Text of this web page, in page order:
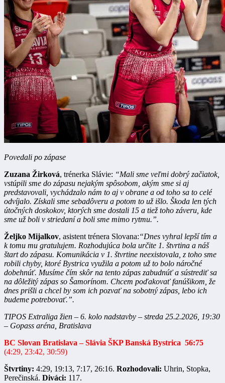
Povedali po zápase
Zuzana Žirková, trénerka Slávie: “Mali sme veľmi dobrý začiatok,
vstúpili sme do zápasu nejakým spôsobom, akým sme si aj
predstavovali, vychádzalo nám to aj v obrane a od toho sa to celé
odvíjalo. Získali sme sebadôveru a potom to už išlo. Škoda len tých
útočných doskokov, ktorých sme dostali 15 a tiež toho záveru, kde
sme už boli v striedaní a boli sme mimo rytmu.”.
Željko Mijalkov, asistent trénera Slovana:“Dnes vyhral lepší tím a
k tomu mu gratulujem. Rozhodujúca bola určite 1. štvrtina a náš
štart do zápasu. Komunikácia v 1. štvrtine neexistovala, z toho sme
robili chyby, ktoré Bystrica využila a potom už to bolo náročné
dobehnúť. Musíme čím skôr na tento zápas zabudnúť a sústrediť sa
na dôležitý zápas so Šamorínom. Chcem poďakovať fanúšikom, že
dnes prišli a chcel by som ich pozvať na sobotný zápas, lebo ich
budeme potrebovať.”.
TIPOS Extraliga žien – 6. kolo nadstavby – streda 25.2.2026, 19:30
– Gopass aréna, Bratislava
BC Slovan Bratislava – Slávia ŠKP Banská Bystrica 56:75
(4:29, 23:42, 30:59)
Štvrtiny: 4:29, 19:13, 7:17, 26:16. Rozhodovali: Uhrin, Stopka,
Perečinská. Diváci: 117.